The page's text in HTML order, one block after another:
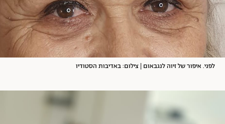
לפני. איפור של זיוה לנגבאום | צילום: באדיבות הסטודיו